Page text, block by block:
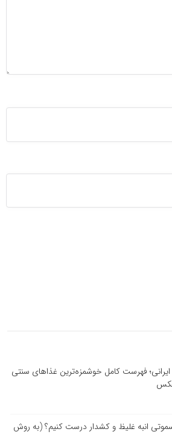
فهرست کامل خوشمزه‌ترین غذاهای سنتی
انبه غلیظ و کشدار درست کنیم؟ (به روش